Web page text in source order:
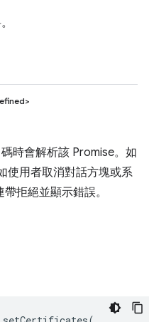
時會解析該 Promise。如
使用者取消對話方塊或系
拒絕並顯示錯誤。